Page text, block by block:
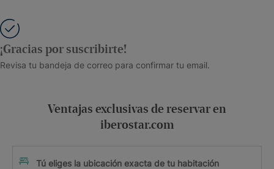
¡Gracias por suscribirte!
Revisa tu bandeja de correo para confirmar tu email.
Ventajas exclusivas de reservar en
iberostar.com
Tú eliges la ubicación exacta de tu habitación